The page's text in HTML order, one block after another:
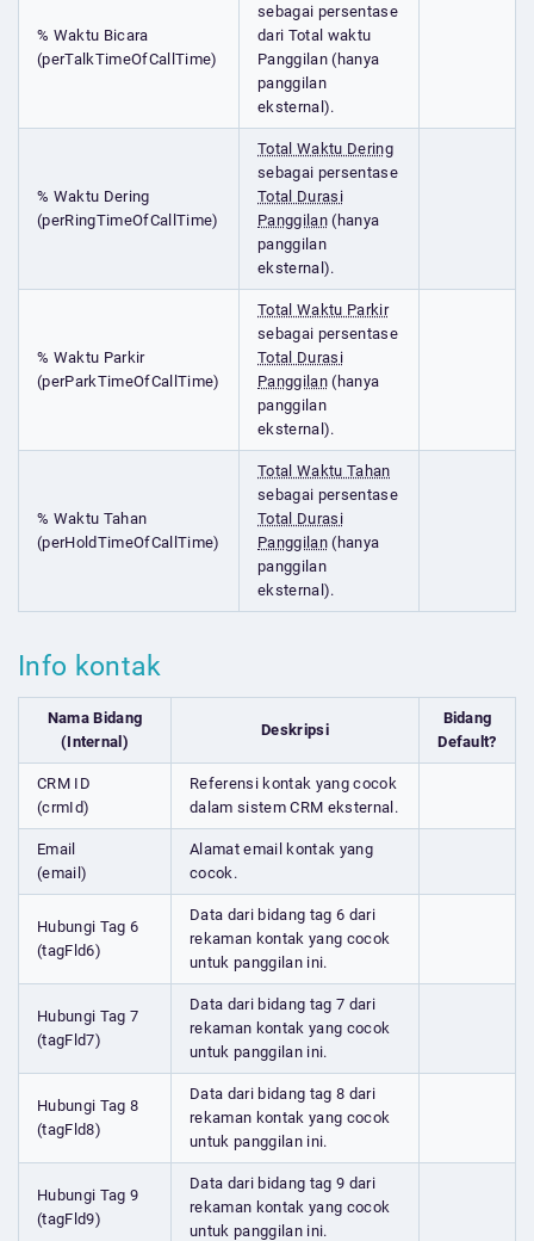
% Waktu Bicara
(perTalkTimeOfCallTime)
sebagai persentase
dari Total waktu
Panggilan (hanya
panggilan
eksternal).
% Waktu Dering
(perRingTimeOfCallTime)
Total Waktu Dering
sebagai persentase
Total Durasi
Panggilan(hanya
panggilan
eksternal).
% Waktu Parkir
(perParkTimeOfCallTime)
Total Waktu Parkir
sebagai persentase
Total Durasi
Panggilan(hanya
panggilan
eksternal).
% Waktu Tahan
(perHoldTimeOfCallTime)
Total Waktu Tahan
sebagai persentase
Total Durasi
Panggilan(hanya
panggilan
eksternal).
Info kontak
Nama Bidang
(Internal)
Deskripsi
Bidang
Default?
CRM ID
(crmId)
Referensi kontak yang cocok
dalam sistem CRM eksternal.
Email
(email)
Alamat email kontak yang
cocok.
Hubungi Tag 6
(tagFld6)
Data dari bidang tag 6 dari
rekaman kontak yang cocok
untuk panggilan ini.
Hubungi Tag 7
(tagFld7)
Data dari bidang tag 7 dari
rekaman kontak yang cocok
untuk panggilan ini.
Hubungi Tag 8
(tagFld8)
Data dari bidang tag 8 dari
rekaman kontak yang cocok
untuk panggilan ini.
Hubungi Tag 9
(tagFld9)
Data dari bidang tag 9 dari
rekaman kontak yang cocok
untuk panggilan ini.